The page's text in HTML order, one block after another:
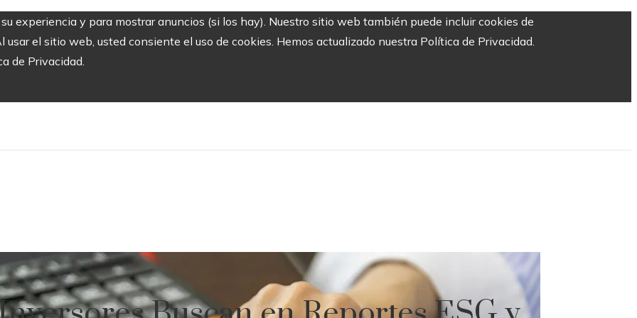
experiencia y para mostrar anuncios (si los hay). Nuestro sitio web también puede incluir cookies de
el sitio web, usted consiente el uso de cookies. Hemos actualizado nuestra Política de Privacidad.
de Privacidad.